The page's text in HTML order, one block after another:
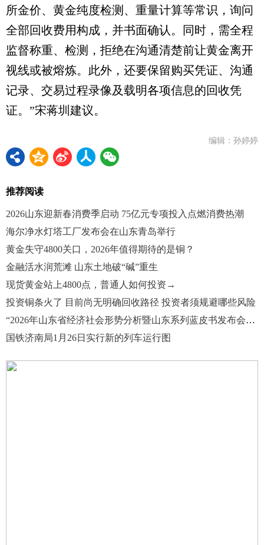
所金价、黄金纯度检测、重量计算等常识，询问
全部回收费用构成，并书面确认。同时，需全程
监督称重、检测，拒绝在沟通清楚前让黄金离开
视线或被熔炼。此外，还要保留购买凭证、沟通
记录、交易过程录像及载明各项信息的回收凭
证。”宋蒋圳建议。
编辑：孙婷婷
推荐阅读
2026山东迎新春消费季启动 75亿元专项投入点燃消费热潮
海尔净水灯塔工厂发布会在山东青岛举行
黄金失守4800关口，2026年值得期待的是铜？
金融活水润荒滩 山东土地破“碱”重生
现货黄金站上4800点，普通人如何投资→
投资铜条火了 目前尚无明确回收路径 投资者须规避哪些风险
“2026年山东省经济社会形势分析暨山东系列蓝皮书发布会”在济南举办
国铁济南局1月26日实行新的列车运行图